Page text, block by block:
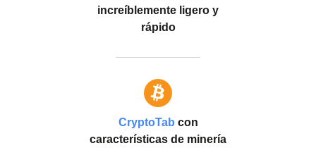
increíblemente ligero y
rápido
CryptoTab con
características de minería